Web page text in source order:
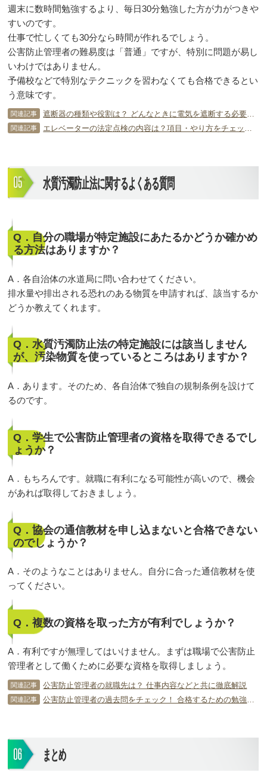
週末に数時間勉強するより、毎日30分勉強した方が力がつきや
すいのです。
仕事で忙しくても30分なら時間が作れるでしょう。
公害防止管理者の難易度は「普通」ですが、特別に問題が易し
いわけではありません。
予備校などで特別なテクニックを習わなくても合格できるとい
う意味です。
関連記事 遮断器の種類や役割は？ どんなときに電気を遮断する必要がある？
関連記事 エレベーターの法定点検の内容は？項目・やり方をチェック！
水質汚濁防止法に関するよくある質問
Q．自分の職場が特定施設にあたるかどうか確かめ
る方法はありますか？
A．各自治体の水道局に問い合わせてください。
排水量や排出される恐れのある物質を申請すれば、該当するか
どうか教えてくれます。
Q．水質汚濁防止法の特定施設には該当しません
が、汚染物質を使っているところはありますか？
A．あります。そのため、各自治体で独自の規制条例を設けて
るのです。
Q．学生で公害防止管理者の資格を取得できるでし
ょうか？
A．もちろんです。就職に有利になる可能性が高いので、機会
があれば取得しておきましょう。
Q．協会の通信教材を申し込まないと合格できない
のでしょうか？
A．そのようなことはありません。自分に合った通信教材を使
ってください。
Q．複数の資格を取った方が有利でしょうか？
A．有利ですが無理してはいけません。まずは職場で公害防止
管理者として働くために必要な資格を取得しましょう。
関連記事 公害防止管理者の就職先は？ 仕事内容などと共に徹底解説
関連記事
まとめ